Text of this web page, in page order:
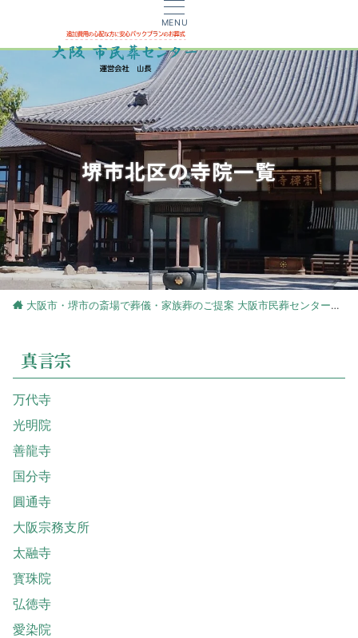
MENU
堺市北区の寺院一覧
大阪市・堺市の斎場で葬儀・家族葬のご提案 大阪市民葬センター
真言宗
万代寺
光明院
善龍寺
国分寺
圓通寺
大阪宗務支所
太融寺
寳珠院
弘徳寺
愛染院